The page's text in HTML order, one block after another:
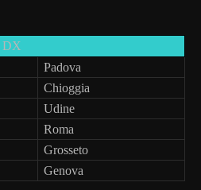
DX
Padova
Chioggia
Udine
Roma
Grosseto
Genova